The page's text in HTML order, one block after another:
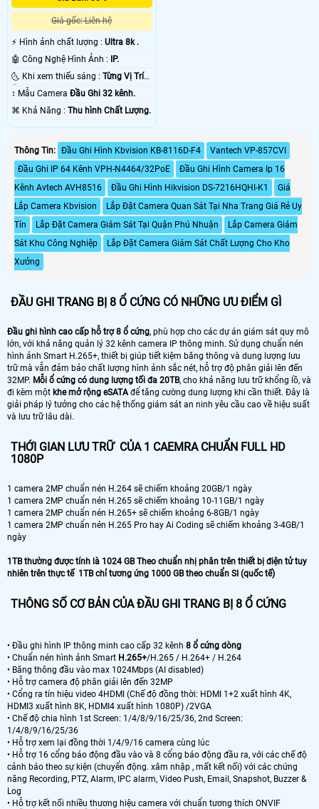
Giá gốc: Liên hệ
️⚡ Hình ảnh chất lượng : Ultra 8k .
🤖️ Công Nghệ Hình Ảnh : IP.
🌜 Khi xem thiếu sáng : Từng Vị Trí
Camera .
↕️ Mẫu Camera Đầu Ghi 32 kênh.
️⌘ Khả Năng : Thu hình Chất Lượng.
Thông Tin: Đầu Ghi Hình Kbvision KB-8116D-F4
Vantech VP-857CVI
Đầu Ghi IP 64 Kênh VPH-N4464/32PoE
Đầu Ghi Hình Camera Ip 16
Kênh Avtech AVH8516
Đầu Ghi Hình Hikvision DS-7216HQHI-K1
Giá
Lắp Camera Kbvision
Lắp Đặt Camera Quan Sát Tại Nha Trang Giá Rẻ Uy
Tín
Lắp Đặt Camera Giám Sát Tại Quận Phú Nhuận
Lắp Camera Giám
Sát Khu Công Nghiệp
Lắp Đặt Camera Giám Sát Chất Lượng Cho Kho
Xưởng
ĐẦU GHI TRANG BỊ 8 Ổ CỨNG CÓ NHỮNG ƯU ĐIỂM GÌ
Đầu ghi hình cao cấp hỗ trợ 8 ổ cứng, phù hợp cho các dự án giám sát quy mô
lớn, với khả năng quản lý 32 kênh camera IP thông minh. Sử dụng chuẩn nén
hình ảnh Smart H.265+, thiết bị giúp tiết kiệm băng thông và dung lượng lưu
trữ mà vẫn đảm bảo chất lượng hình ảnh sắc nét, hỗ trợ độ phân giải lên đến
32MP. Mỗi ổ cứng có dung lượng tối đa 20TB, cho khả năng lưu trữ khổng lồ, và
đi kèm một khe mở rộng eSATA để tăng cường dung lượng khi cần thiết. Đây là
giải pháp lý tưởng cho các hệ thống giám sát an ninh yêu cầu cao về hiệu suất
và lưu trữ lâu dài.
THỚI GIAN LƯU TRỮ CỦA 1 CAEMRA CHUẨN FULL HD
1080P
1 camera 2MP chuẩn nén H.264 sẽ chiếm khoảng 20GB/1 ngày
1 camera 2MP chuẩn nén H.265 sẽ chiếm khoảng 10-11GB/1 ngày
1 camera 2MP chuẩn nén H.265+ sẽ chiếm khoảng 6-8GB/1 ngày
1 camera 2MP chuẩn nén H.265 Pro hay Ai Coding sẽ chiếm khoảng 3-4GB/1
ngày
1TB thường được tính là 1024 GB Theo chuẩn nhị phân trên thiết bị điện tử tuy
nhiên trên thực tế 1TB chỉ tương ứng 1000 GB theo chuẩn SI (quốc tế)
THÔNG SỐ CƠ BẢN CỦA ĐẦU GHI TRANG BỊ 8 Ổ CỨNG
• Đầu ghi hình IP thông minh cao cấp 32 kênh 8 ổ cứng dòng
• Chuẩn nén hình ảnh Smart H.265+/H.265 / H.264+ / H.264
• Băng thông đầu vào max 1024Mbps (AI disabled)
• Hỗ trợ camera độ phân giải lên đến 32MP
• Cổng ra tín hiệu video 4HDMI (Chế độ đồng thời: HDMI 1+2 xuất hình 4K,
HDMI3 xuất hình 8K, HDMI4 xuất hình 1080P) /2VGA
• Chế độ chia hình 1st Screen: 1/4/8/9/16/25/36, 2nd Screen:
1/4/8/9/16/25/36
• Hỗ trợ xem lại đồng thời 1/4/9/16 camera cùng lúc
• Hỗ trợ 16 cổng báo động đầu vào và 8 cổng báo động đầu ra, với các chế độ
cảnh báo theo sự kiện (chuyển động. xâm nhập , mất kết nối) với các chứng
năng Recording, PTZ, Alarm, IPC alarm, Video Push, Email, Snapshot, Buzzer &
Log
• Hỗ trợ kết nối nhiều thương hiệu camera với chuẩn tương thích ONVIF